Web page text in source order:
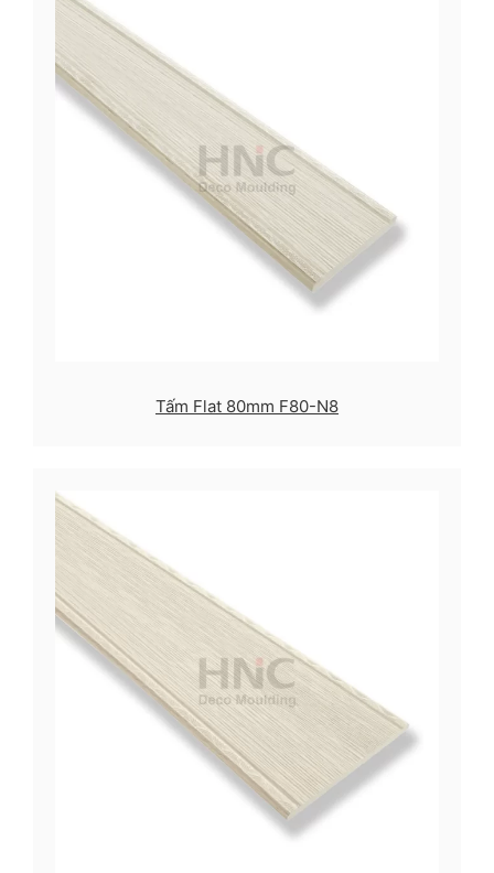
Tấm Flat 80mm F80-N8